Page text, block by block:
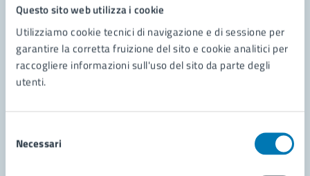
Questo sito web utilizza i cookie
Utilizziamo cookie tecnici di navigazione e di sessione per
garantire la corretta fruizione del sito e cookie analitici per
raccogliere informazioni sull'uso del sito da parte degli
utenti.
delNecessari
Contatta il comune
Leggi le domande frequenti